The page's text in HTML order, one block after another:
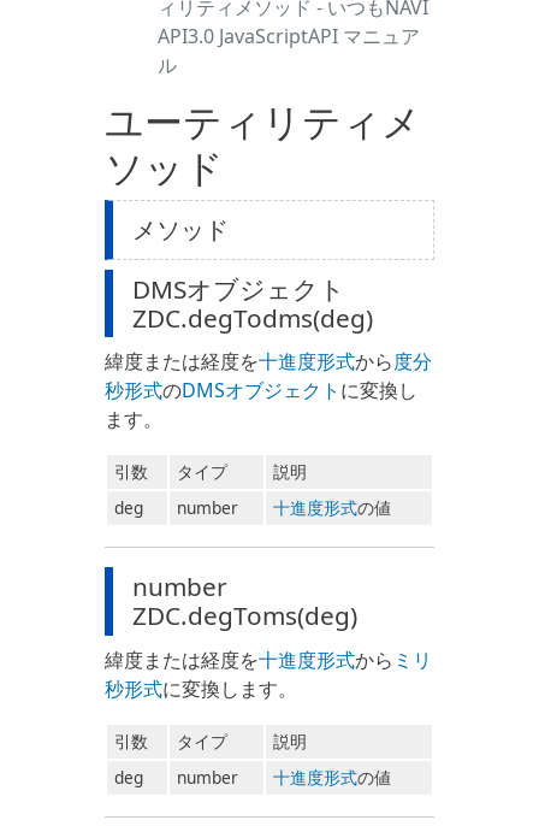
ィリティメソッド - いつもNAVI
API3.0 JavaScriptAPI マニュア
ル
ユーティリティメ
ソッド
メソッド
DMSオブジェクト
ZDC.degTodms(deg)
緯度または経度を十進度形式から度分
秒形式のDMSオブジェクト に変換し
ます。
引数 タイプ
説明
deg
number 十進度形式の値
number
ZDC.degToms(deg)
緯度または経度を十進度形式から ミリ
秒形式に変換します。
引数 タイプ
説明
deg
number 十進度形式の値